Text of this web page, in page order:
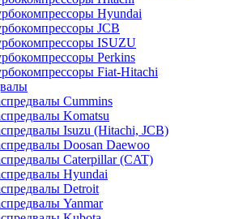
Hyundai
JCB
ISUZU
Perkins
Fiat-Hitachi
Cummins
Komatsu
Isuzu (Hitachi, JCB)
Doosan Daewoo
Caterpillar (CAT)
Hyundai
Detroit
Yanmar